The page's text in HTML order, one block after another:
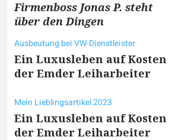
Firmenboss Jonas P. steht
über den Dingen
Ausbeutung bei VW-Dienstleister
Ein Luxusleben auf Kosten
der Emder Leiharbeiter
Mein Lieblingsartikel 2023
Ein Luxusleben auf Kosten
der Emder Leiharbeiter